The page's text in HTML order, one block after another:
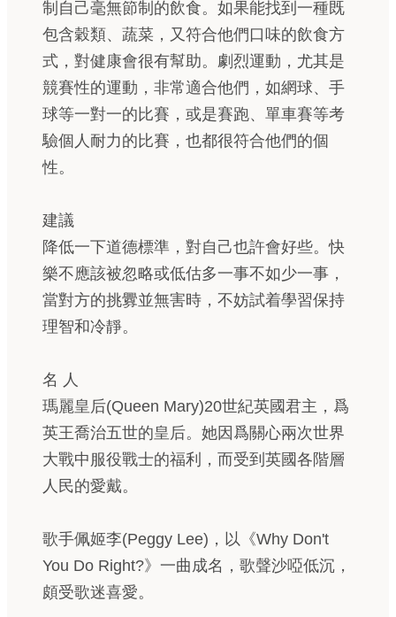
制自己毫無節制的飲食。如果能找到一種既
包含穀類、蔬菜，又符合他們口味的飲食方
式，對健康會很有幫助。劇烈運動，尤其是
競賽性的運動，非常適合他們，如網球、手
球等一對一的比賽，或是賽跑、單車賽等考
驗個人耐力的比賽，也都很符合他們的個
性。
建議
降低一下道德標準，對自己也許會好些。快
樂不應該被忽略或低估多一事不如少一事，
當對方的挑釁並無害時，不妨試着學習保持
理智和冷靜。
名 人
瑪麗皇后(Queen Mary)20世紀英國君主，爲
英王喬治五世的皇后。她因爲關心兩次世界
大戰中服役戰士的福利，而受到英國各階層
人民的愛戴。
歌手佩姬李(Peggy Lee)，以《Why Don't
You Do Right?》一曲成名，歌聲沙啞低沉，
頗受歌迷喜愛。